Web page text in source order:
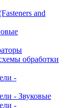
and
обработки
-
- Звуковые
-